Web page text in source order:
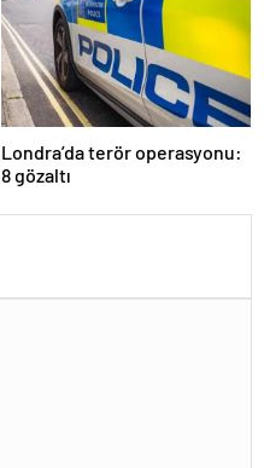
Londra’da terör operasyonu:
8 gözaltı